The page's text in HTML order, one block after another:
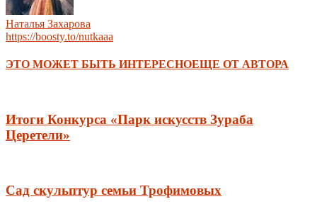
Наталья Захарова
https://boosty.to/nutkaaa
ЭТО МОЖЕТ БЫТЬ ИНТЕРЕСНОЕЩЕ ОТ АВТОРА
Итоги Конкурса «Парк искусств Зураба
Церетели»
Сад скульптур семьи Трофимовых